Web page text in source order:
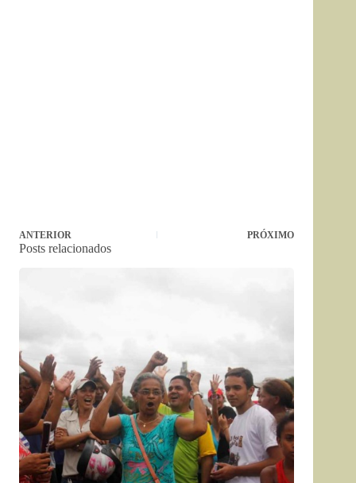
ANTERIOR PRÓXIMO
Posts relacionados